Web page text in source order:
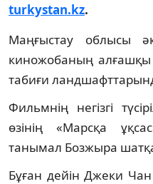
turkystan.kz.
Маңғыстау облысы
киножобаның алғашқы
табиғи
Фильмнің негізгі
өзінің «Марсқа
танымал Бозжыра
Бұған дейін Джеки